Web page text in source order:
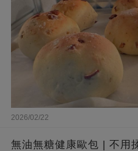
2026/02/22
無油無糖健康歐包 | 不用